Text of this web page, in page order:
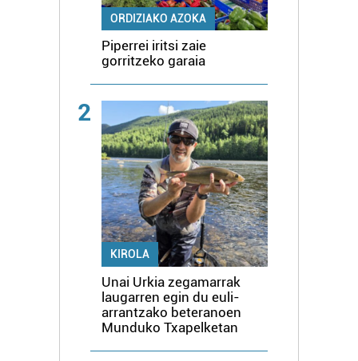
ORDIZIAKO AZOKA
Piperrei iritsi zaie
gorritzeko garaia
2
KIROLA
Unai Urkia zegamarrak
laugarren egin du euli-
arrantzako beteranoen
Munduko Txapelketan